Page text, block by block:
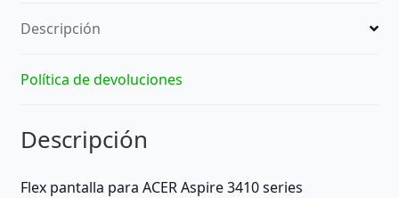
Descripción
Política de devoluciones
Descripción
Flex pantalla para ACER Aspire 3410 series